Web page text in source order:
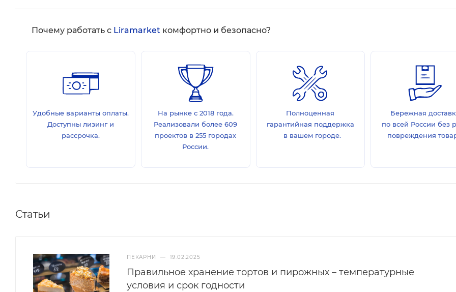
Почему работать с Liramarket комфортно и безопасно?
Удобные варианты оплаты.
Доступны лизинг и
рассрочка.
На рынке с 2018 года.
Реализовали более 609
проектов в 255 городах
России.
Полноценная
гарантийная поддержка
в вашем городе.
Бережная
по всей России без
повреждения
Статьи
ПЕКАРНИ — 19.02.2025
Правильное хранение тортов и пирожных – температурные
условия и срок годности